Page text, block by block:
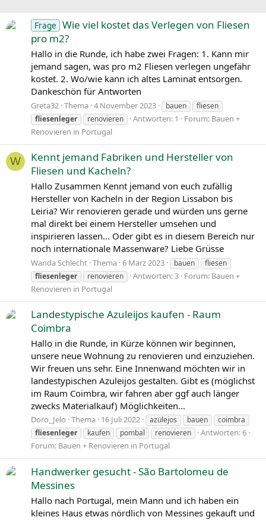
Frage Wie viel kostet das Verlegen von Fliesen
pro m2?
Hallo in die Runde, ich habe zwei Fragen: 1. Kann mir
jemand sagen, was pro m2 Fliesen verlegen ungefähr
kostet. 2. Wo/wie kann ich altes Laminat entsorgen.
Dankeschön für Antworten
Greta32 Thema 4 November 2023 bauen
fliesen
fliesenleger
renovieren Antworten: 1 Forum: Bauen +
Renovieren in Portugal
W
Kennt jemand Fabriken und Hersteller von
Fliesen und Kacheln?
Hallo Zusammen Kennt jemand von euch zufällig
Hersteller von Kacheln in der Region Lissabon bis
Leiria? Wir renovieren gerade und würden uns gerne
mal direkt bei einem Hersteller umsehen und
inspirieren lassen... Oder gibt es in diesem Bereich nur
noch internationale Massenware? Liebe Grüsse
Wanda Schlecht Thema 6 März 2023 bauen
fliesen
fliesenleger
renovieren Antworten: 3 Forum: Bauen +
Renovieren in Portugal
Landestypische Azuleijos kaufen - Raum
Coimbra
Hallo in die Runde, in Kürze können wir beginnen,
unsere neue Wohnung zu renovieren und einzuziehen.
Wir freuen uns sehr. Eine Innenwand möchten wir in
landestypischen Azuleijos gestalten. Gibt es (möglichst
im Raum Coimbra, wir fahren aber ggf auch länger
zwecks Materialkauf) Möglichkeiten...
Doro_Jelo Thema 16 Juli 2022 azulejos bauen
coimbra
fliesenleger
kaufen pombal renovieren
Antworten: 6
Forum: Bauen + Renovieren in Portugal
Handwerker gesucht - São Bartolomeu de
Messines
Hallo nach Portugal, mein Mann und ich haben ein
kleines Haus etwas nördlich von Messines gekauft und